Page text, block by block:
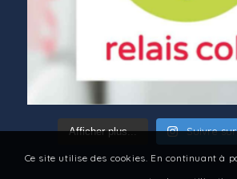
Afficher plus... Suivre
Ce site utilise des cookies. En continuant à